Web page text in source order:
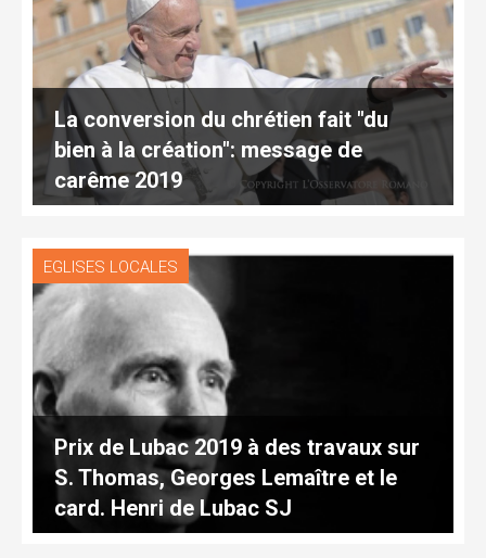
La conversion du chrétien fait "du
bien à la création": message de
carême 2019
EGLISES LOCALES
Prix de Lubac 2019 à des travaux sur
S. Thomas, Georges Lemaître et le
card. Henri de Lubac SJ